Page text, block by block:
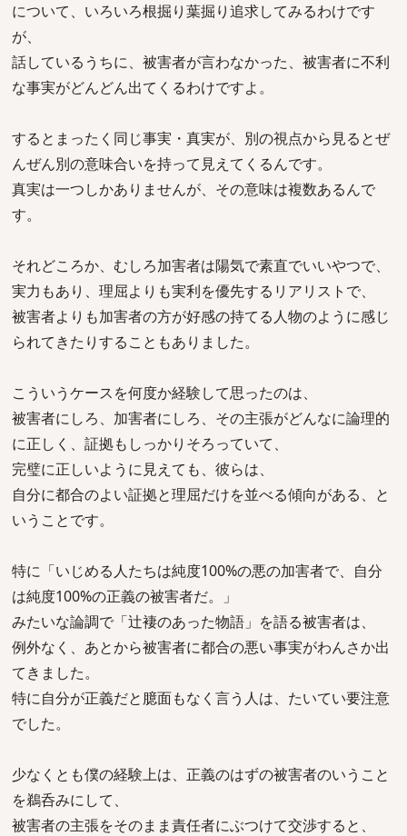
について、いろいろ根掘り葉掘り追求してみるわけです
が、
話しているうちに、被害者が言わなかった、被害者に不利
な事実がどんどん出てくるわけですよ。
するとまったく同じ事実・真実が、別の視点から見るとぜ
んぜん別の意味合いを持って見えてくるんです。
真実は一つしかありませんが、その意味は複数あるんで
す。
それどころか、むしろ加害者は陽気で素直でいいやつで、
実力もあり、理屈よりも実利を優先するリアリストで、
被害者よりも加害者の方が好感の持てる人物のように感じ
られてきたりすることもありました。
こういうケースを何度か経験して思ったのは、
被害者にしろ、加害者にしろ、その主張がどんなに論理的
に正しく、証拠もしっかりそろっていて、
完璧に正しいように見えても、彼らは、
自分に都合のよい証拠と理屈だけを並べる傾向がある、と
いうことです。
特に「いじめる人たちは純度100%の悪の加害者で、自分
は純度100%の正義の被害者だ。」
みたいな論調で「辻褄のあった物語」を語る被害者は、
例外なく、あとから被害者に都合の悪い事実がわんさか出
てきました。
特に自分が正義だと臆面もなく言う人は、たいてい要注意
でした。
少なくとも僕の経験上は、正義のはずの被害者のいうこと
を鵜呑みにして、
被害者の主張をそのまま責任者にぶつけて交渉すると、